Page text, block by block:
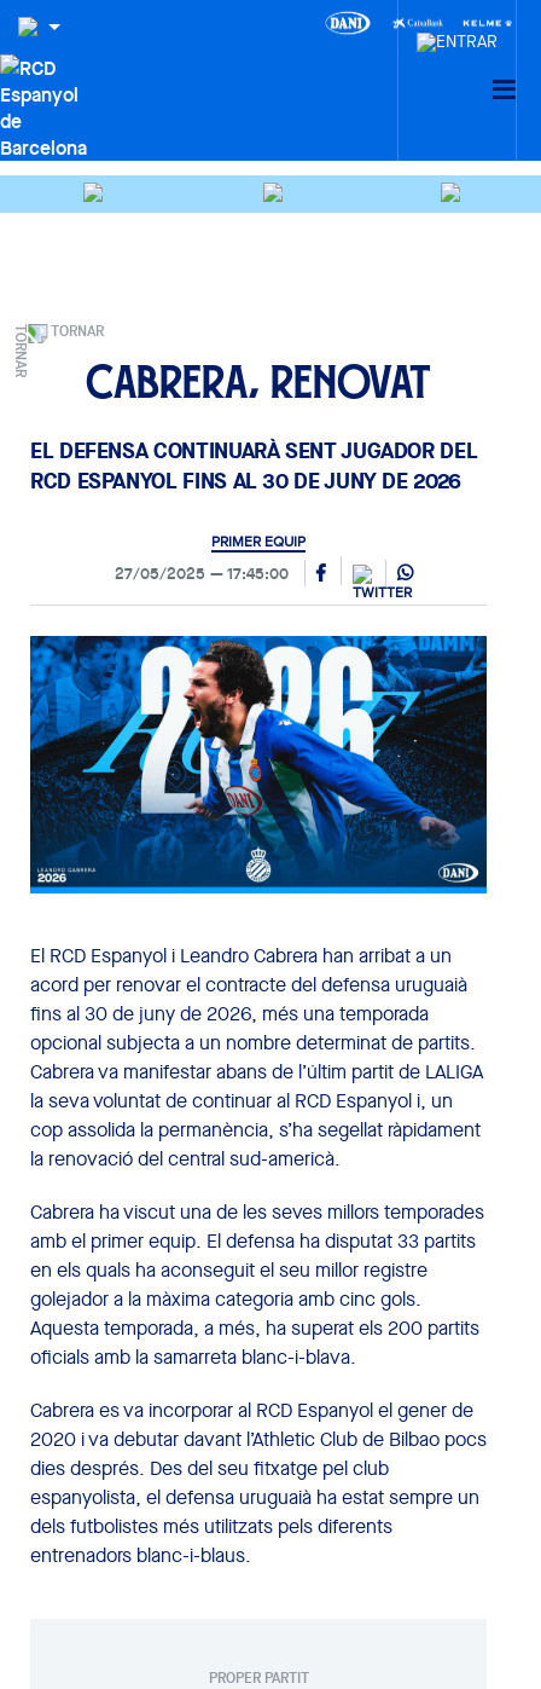
TORNAR
Cabrera, renovat
EL DEFENSA CONTINUARÀ SENT JUGADOR DEL
RCD ESPANYOL FINS AL 30 DE JUNY DE 2026
PRIMER EQUIP
27/05/2025 17:45:00
El RCD Espanyol i Leandro Cabrera han arribat a un
acord per renovar el contracte del defensa uruguaià
fins al 30 de juny de 2026, més una temporada
opcional subjecta a un nombre determinat de partits.
Cabrera va manifestar abans de l’últim partit de LALIGA
la seva voluntat de continuar al RCD Espanyol i, un
cop assolida la permanència, s’ha segellat ràpidament
la renovació del central sud-americà.
Cabrera ha viscut una de les seves millors temporades
amb el primer equip. El defensa ha disputat 33 partits
en els quals ha aconseguit el seu millor registre
golejador a la màxima categoria amb cinc gols.
Aquesta temporada, a més, ha superat els 200 partits
oficials amb la samarreta blanc-i-blava.
Cabrera es va incorporar al RCD Espanyol el gener de
2020 i va debutar davant l’Athletic Club de Bilbao pocs
dies després. Des del seu fitxatge pel club
espanyolista, el defensa uruguaià ha estat sempre un
dels futbolistes més utilitzats pels diferents
entrenadors blanc-i-blaus.
PROPER PARTIT